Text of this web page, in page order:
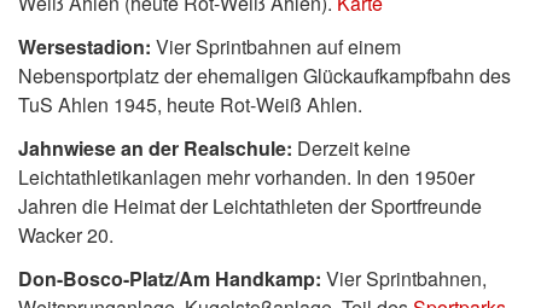
Wersestadion: Vier Sprintbahnen auf einem
Nebensportplatz der ehemaligen Glückaufkampfbahn des
TuS Ahlen 1945, heute Rot-Weiß Ahlen.
Jahnwiese an der Realschule: Derzeit keine
Leichtathletikanlagen mehr vorhanden. In den 1950er
Jahren die Heimat der Leichtathleten der Sportfreunde
Wacker 20.
Don-Bosco-Platz/Am Handkamp: Vier Sprintbahnen,